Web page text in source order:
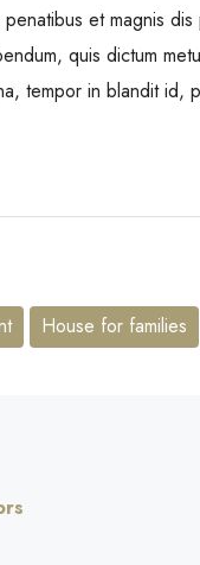
et magnis
quis dictum
tempor in blandit id,
House for families